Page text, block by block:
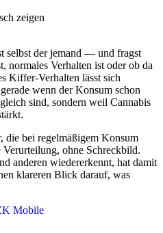
selbst der jemand — und fragst
normales Verhalten ist oder ob da
Kiffer-Verhalten lässt sich
wenn der Konsum schon
sind, sondern weil Cannabis
die bei regelmäßigem Konsum
ohne Schreckbild.
anderen wiedererkennt, hat damit
klareren Blick darauf, was